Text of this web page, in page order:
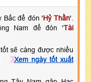
Bắc để đón 'Hỷ Thần'.
Nam để đón 'Tài
sẽ càng được nhiều
Xem ngày tốt xuất